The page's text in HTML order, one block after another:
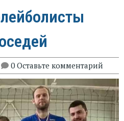
0 Оставьте комментарий